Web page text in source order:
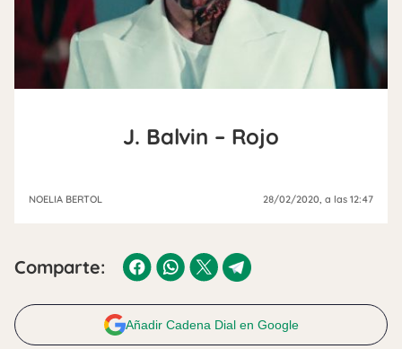
J. Balvin – Rojo
NOELIA BERTOL 28/02/2020 , a las 12:47
Comparte:
Añadir Cadena Dial en Google